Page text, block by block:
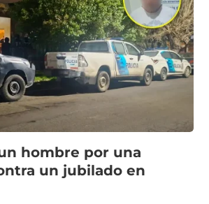
hombre por una
un jubilado en